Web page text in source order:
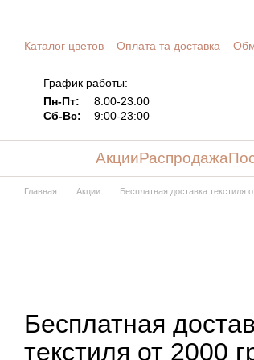
Каталог цветов Оплата та доставка
График работы:
Пн-Пт:
8:00-23:00
Сб-Вс:
9:00-23:00
АкцииРаспродажа
Главная Акции Бесплатная доставка текстиля
Бесплатная
текстиля от 2000